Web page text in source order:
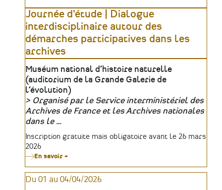
Journée d'étude | Dialogue
interdisciplinaire autour des
démarches participatives dans les
archives
Lieu
Muséum national d’histoire naturelle
(auditorium de la Grande Galerie de
l’évolution)
Organisateur
Organisé par le Service interministériel des
Archives de France et les Archives nationales
dans le …
Tarifs
Inscription gratuite mais obligatoire avant le 26 mars
2026
En savoir +
d'étude
|
Du 01 au 04/04/2026